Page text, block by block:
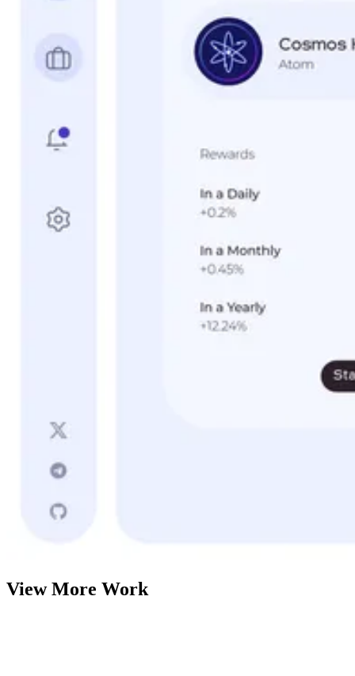
View More Work